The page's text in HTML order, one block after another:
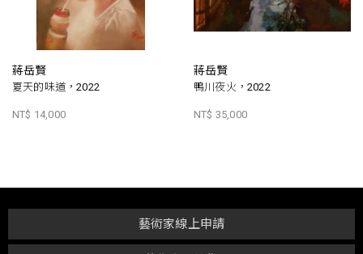
蔣岳賢
夏天的味道，2022
NT$ 14,000
蔣岳賢
鴨川夜火，2022
NT$ 35,000
藝術家線上申請